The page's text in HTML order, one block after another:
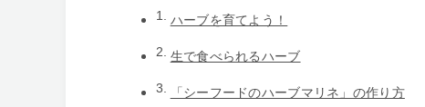
ハーブを育てよう！
生で食べられるハーブ
「シーフードのハーブマリネ」の作り方